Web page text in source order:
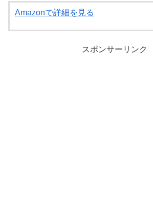
Amazonで詳細を見る
スポンサーリンク